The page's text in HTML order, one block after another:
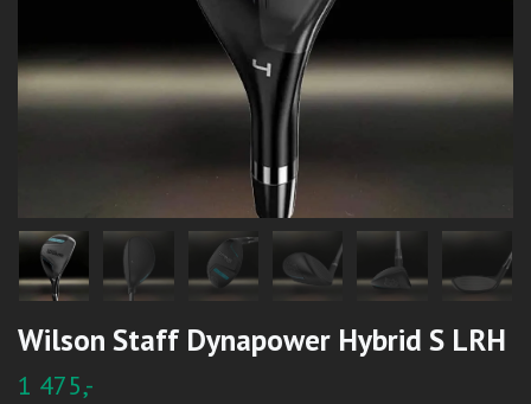
Wilson Staff Dynapower Hybrid S LRH
1 475,-